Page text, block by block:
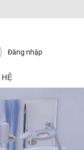
Đăng nhập
HỆ